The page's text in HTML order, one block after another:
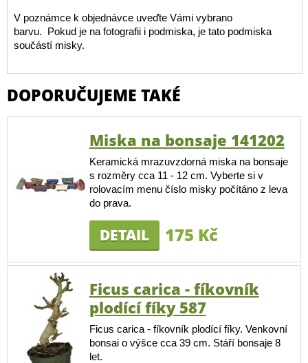
V poznámce k objednávce uveďte Vámi vybrano
barvu. Pokud je na fotografii i podmiska, je tato podmiska
součástí misky.
DOPORUČUJEME TAKÉ
Miska na bonsaje 141202
Keramická mrazuvzdorná miska na bonsaje
s rozměry cca 11 - 12 cm. Vyberte si v
rolovacím menu číslo misky počítáno z leva
do prava.
DETAIL 175 Kč
Ficus carica - fíkovník
plodící fíky 587
Ficus carica - fíkovník plodící fíky. Venkovní
bonsai o výšce cca 39 cm. Stáří bonsaje 8
let.